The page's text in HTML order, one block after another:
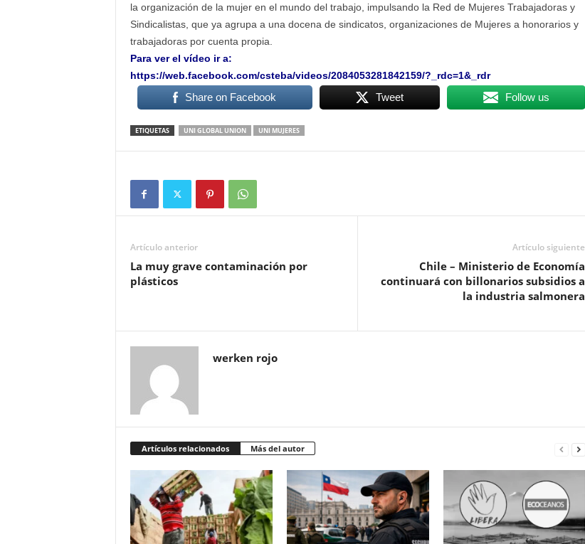
la organización de la mujer en el mundo del trabajo, impulsando la Red de Mujeres Trabajadoras y
Sindicalistas, que ya agrupa a una docena de sindicatos, organizaciones de Mujeres a honorarios y
trabajadoras por cuenta propia.
Para ver el vídeo ir a:
https://web.facebook.com/csteba/videos/2084053281842159/?_rdc=1&_rdr
Share on Facebook Tweet Follow us
ETIQUETAS UNI GLOBAL UNION UNI MUJERES
Artículo anterior
La muy grave contaminación por
plásticos
Artículo siguiente
Chile – Ministerio de Economía
continuará con billonarios subsidios a
la industria salmonera
werken rojo
Artículos relacionados Más del autor